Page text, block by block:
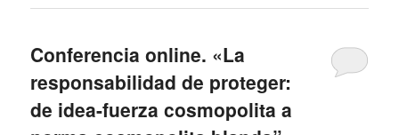
Conferencia online. «La
responsabilidad de proteger:
de idea-fuerza cosmopolita a